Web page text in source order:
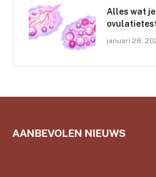
Alles wat
januari 28,
AANBEVOLEN NIEUWS